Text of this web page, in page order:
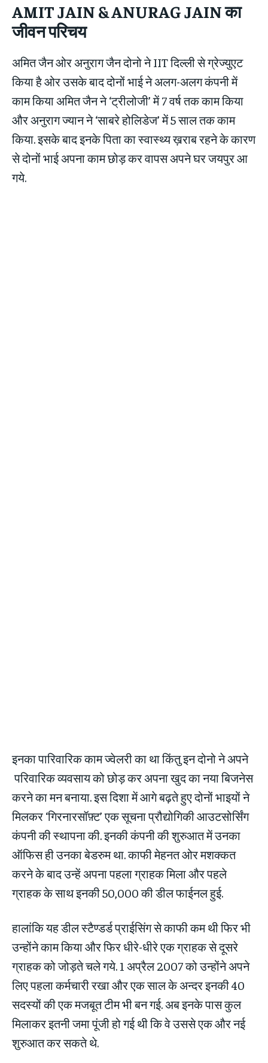
AMIT JAIN & ANURAG JAINका
जीवन परिचय
अमित जैन ओर अनुराग जैन दोनो ने IIT दिल्ली से ग्रेज्युएट
किया है ओर उसके बाद दोनों भाई ने अलग-अलग कंपनी में
काम किया अमित जैन ने ‘ट्रीलोजी’ में 7 वर्ष तक काम किया
और अनुराग ज्यान ने ‘साबरे होलिडेज’ में 5 साल तक काम
किया. इसके बाद इनके पिता का स्वास्थ्य ख़राब रहने के कारण
से दोनों भाई अपना काम छोड़ कर वापस अपने घर जयपुर आ
गये.
इनका पारिवारिक काम ज्वेलरी का था किंतु इन दोनो ने अपने
परिवारिक व्यवसाय को छोड़ कर अपना खुद का नया बिजनेस
करने का मन बनाया. इस दिशा में आगे बढ़ते हुए दोनों भाइयों ने
मिलकर ‘गिरनारसॉफ़्ट’ एक सूचना प्रौद्योगिकी आउटसोर्सिंग
कंपनी की स्थापना की. इनकी कंपनी की शुरुआत में उनका
ऑफिस ही उनका बेडरुम था. काफी मेहनत ओर मशक्कत
करने के बाद उन्हें अपना पहला ग्राहक मिला और पहले
ग्राहक के साथ इनकी 50,000 की डील फाईनल हुई.
हालांकि यह डील स्टैण्डर्ड प्राईसिंग से काफी कम थी फिर भी
उन्होंने काम किया और फिर धीरे-धीरे एक ग्राहक से दूसरे
ग्राहक को जोड़ते चले गये. 1 अप्रैल 2007 को उन्होंने अपने
लिए पहला कर्मचारी रखा और एक साल के अन्दर इनकी 40
सदस्यों की एक मजबूत टीम भी बन गई. अब इनके पास कुल
मिलाकर इतनी जमा पूंजी हो गई थी कि वे उससे एक और नई
शुरुआत कर सकते थे.